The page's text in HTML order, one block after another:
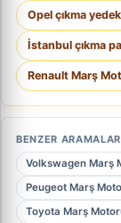
Opel çıkma
İstanbul çıkma
Renault Marş
BENZER ARAMALAR
Volkswagen Marş
Peugeot Marş
Toyota Marş